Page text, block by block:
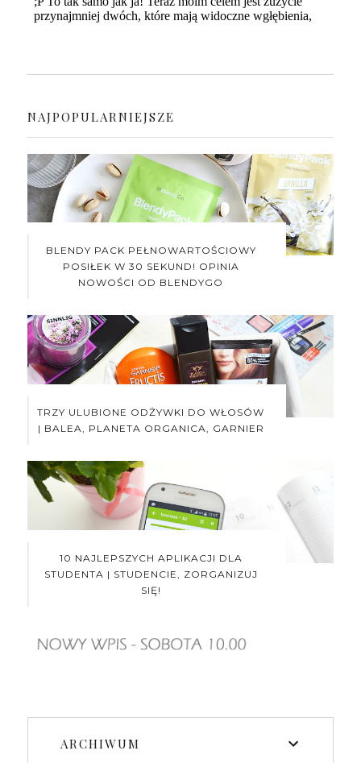
NAJPOPULARNIEJSZE
BLENDY PACK PEŁNOWARTOŚCIOWY
POSIŁEK W 30 SEKUND! OPINIA
NOWOŚCI OD BLENDYGO
TRZY ULUBIONE ODŻYWKI DO WŁOSÓW
| BALEA, PLANETA ORGANICA, GARNIER
10 NAJLEPSZYCH APLIKACJI DLA
STUDENTA | STUDENCIE, ZORGANIZUJ
SIĘ!
ARCHIWUM